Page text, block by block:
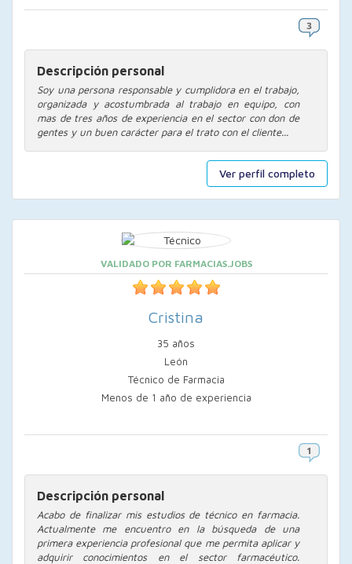
Ver perfil completo
Descripción personal
Soy una persona responsable y cumplidora en el trabajo,
organizada y acostumbrada al trabajo en equipo, con
mas de tres años de experiencia en el sector con don de
gentes y un buen carácter para el trato con el cliente...
VALIDADO POR FARMACIAS.JOBS
Cristina
35 años
León
Técnico de Farmacia
Menos de 1 año de experiencia
Descripción personal
Acabo de finalizar mis estudios de técnico en farmacia.
Actualmente me encuentro en la búsqueda de una
primera experiencia profesional que me permita aplicar y
adquirir conocimientos en el sector farmacéutico.